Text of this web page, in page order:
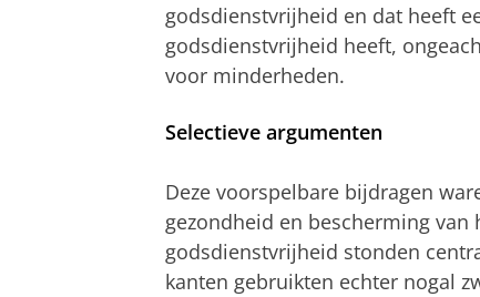
godsdienstvrijheid en dat heeft
godsdienstvrijheid heeft,
voor minderheden.
Selectieve argumenten
Deze voorspelbare bijdragen
gezondheid en bescherming
godsdienstvrijheid stonden
kanten gebruikten echter nogal